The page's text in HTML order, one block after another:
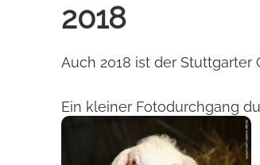
2018
Auch 2018 ist der
Ein kleiner Fotodurchgang